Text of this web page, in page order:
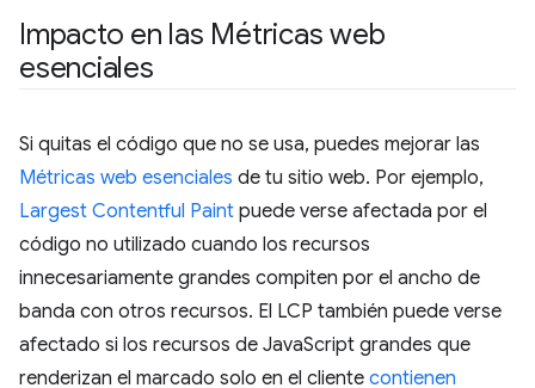
Impacto en las Métricas web
esenciales
Si quitas el código que no se usa, puedes mejorar las
Métricas web esenciales de tu sitio web. Por ejemplo,
Largest Contentful Paint puede verse afectada por el
código no utilizado cuando los recursos
innecesariamente grandes compiten por el ancho de
banda con otros recursos. El LCP también puede verse
afectado si los recursos de JavaScript grandes que
renderizan el marcado solo en el cliente contienen